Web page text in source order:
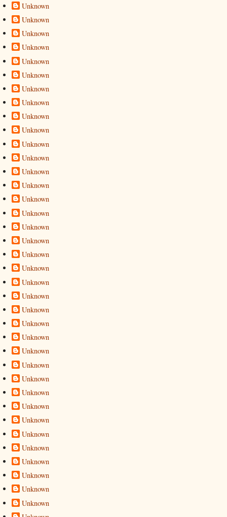
Unknown
Unknown
Unknown
Unknown
Unknown
Unknown
Unknown
Unknown
Unknown
Unknown
Unknown
Unknown
Unknown
Unknown
Unknown
Unknown
Unknown
Unknown
Unknown
Unknown
Unknown
Unknown
Unknown
Unknown
Unknown
Unknown
Unknown
Unknown
Unknown
Unknown
Unknown
Unknown
Unknown
Unknown
Unknown
Unknown
Unknown